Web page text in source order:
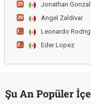
25 Jonathan
29 Angel Zaldivar
Leonardo
Eder Lopez
Şu An Popüler